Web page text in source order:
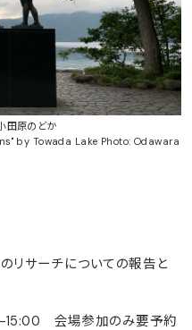
田原のどか
by Towada Lake Photo: Odawara
リサーチについての報告と
15:00 会場参加のみ要予約